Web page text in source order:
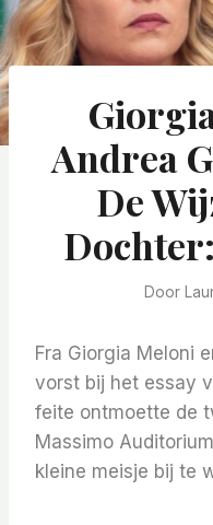
Andrea
De
Door
Fra Giorgia Meloni
vorst bij het essay
feite ontmoette de
Massimo
kleine meisje bij te